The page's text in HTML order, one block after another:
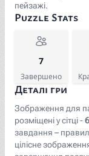
пейзажі.
Puzzle Stats
7
Завершено
Деталі гри
Зображення для
розміщені у сітці -6
завдання –
цілісне